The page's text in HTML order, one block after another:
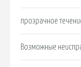
прозрачное
Возможные